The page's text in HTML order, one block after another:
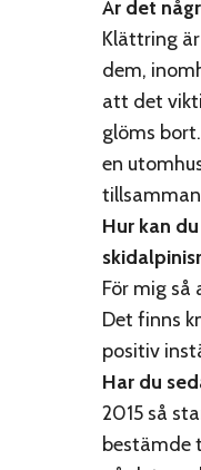
Är det
Klättring
dem,
att det
glöms
en
Hur kan
För mig
Det finns
positiv
Har du
2015 så
bestämde